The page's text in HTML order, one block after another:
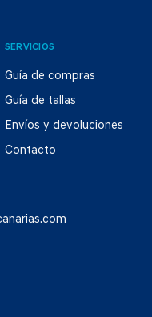
SERVICIOS
Guía de compras
Guía de tallas
Envíos y devoluciones
Contacto